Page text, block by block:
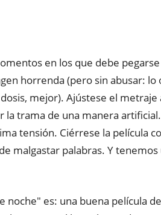
en los que debe
horrenda (pero sin abusar:
mejor). Ajústese el
la trama de una manera
tensión. Ciérrese la película
malgastar palabras. Y
noche" es: una buena película